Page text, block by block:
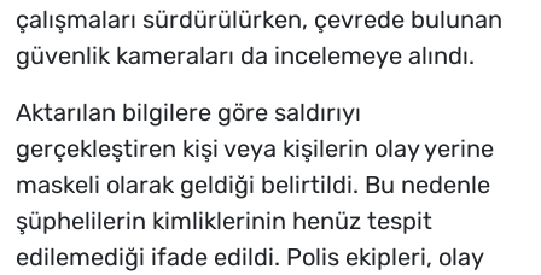
çalışmaları sürdürülürken, çevrede bulunan
güvenlik kameraları da incelemeye alındı.
Aktarılan bilgilere göre saldırıyı
gerçekleştiren kişi veya kişilerin olay yerine
maskeli olarak geldiği belirtildi. Bu nedenle
şüphelilerin kimliklerinin henüz tespit
edilemediği ifade edildi. Polis ekipleri, olay